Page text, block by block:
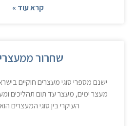
קרא עוד »
שחרור
ישנם מספרי סוגי מעצרים חוקיים
מעצר ימים, מעצר עד תום תהליכים
העיקרי בין סוגי המעצרים